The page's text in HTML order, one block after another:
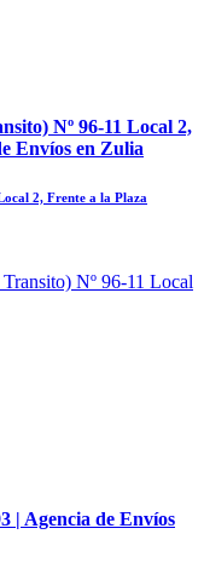
Nº 96-11 Local 2,
Envíos en Zulia
2, Frente a la Plaza
Nº 96-11 Local
| Agencia de Envíos